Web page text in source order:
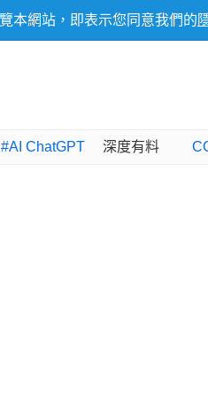
本網站，即表示您同意我們的
#AI ChatGPT 深度有料